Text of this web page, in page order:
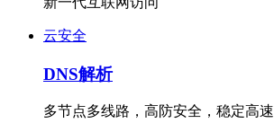
云安全
DNS解析
多节点多线路，高防安全，稳定高速